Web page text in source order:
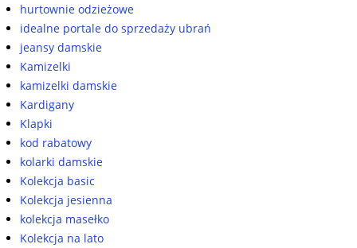
hurtownie odzieżowe
idealne portale do sprzedaży ubrań
jeansy damskie
Kamizelki
kamizelki damskie
Kardigany
Klapki
kod rabatowy
kolarki damskie
Kolekcja basic
Kolekcja jesienna
kolekcja masełko
Kolekcja na lato